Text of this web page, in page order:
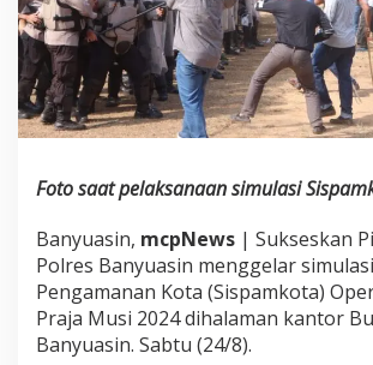
P
o
l
r
e
s
B
n
y
a
s
i
n
S
i
Foto saat pelaksanaan simulasi
Banyuasin, mcpNews | Sukseskan
Polres Banyuasin menggelar
Pengamanan Kota (Sispamkota)
Praja Musi 2024 dihalaman kantor
Banyuasin. Sabtu (24/8).